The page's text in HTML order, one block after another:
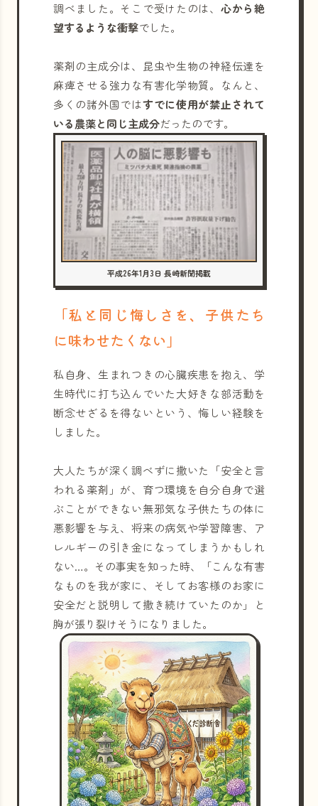
調べました。そこで受けたのは、 心から絶
望するような衝撃でした。
薬剤の主成分は、昆虫や生物の神経伝達を
麻痺させる強力な有害化学物質。なんと、
多くの諸外国ではすでに使用が禁止されて
いる農薬と同じ主成分だったのです。
平成26年1月3日 長崎新聞掲載
「私と同じ悔しさを、子供たち
に味わせたくない」
私自身、生まれつきの心臓疾患を抱え、学
生時代に打ち込んでいた大好きな部活動を
断念せざるを得ないという、悔しい経験を
しました。
大人たちが深く調べずに撒いた「安全と言
われる薬剤」が、育つ環境を自分自身で選
ぶことができない無邪気な子供たちの体に
悪影響を与え、将来の病気や学習障害、ア
レルギーの引き金になってしまうかもしれ
ない…。その事実を知った時、「こんな有害
なものを我が家に、そしてお客様のお家に
安全だと説明して撒き続けていたのか」と
胸が張り裂けそうになりました。